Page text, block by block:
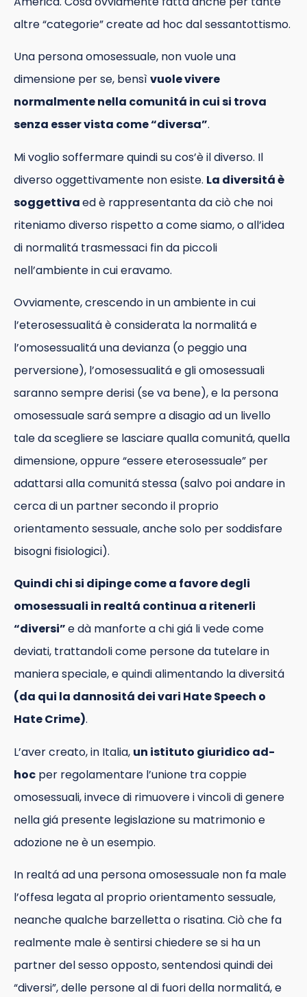
altre “categorie” create ad hoc dal sessantottismo.
Una persona omosessuale, non vuole una
dimensione per se, bensìvuole vivere
normalmente nella comunitá in cui si trova
senza esser vista come “diversa”.
Mi voglio soffermare quindi su cos’è il diverso. Il
diverso oggettivamente non esiste. La diversitá è
soggettivaed è rappresentanta da ciò che noi
riteniamo diverso rispetto a come siamo, o all’idea
di normalitá trasmessaci fin da piccoli
nell’ambiente in cui eravamo.
Ovviamente, crescendo in un ambiente in cui
l’eterosessualitá è considerata la normalitá e
l’omosessualitá una devianza (o peggio una
perversione), l’omosessualitá e gli omosessuali
saranno sempre derisi (se va bene), e la persona
omosessuale sará sempre a disagio ad un livello
tale da scegliere se lasciare qualla comunitá, quella
dimensione, oppure “essere eterosessuale” per
adattarsi alla comunitá stessa (salvo poi andare in
cerca di un partner secondo il proprio
orientamento sessuale, anche solo per soddisfare
bisogni fisiologici).
Quindi chi si dipinge come a favore degli
omosessuali in realtá continua a ritenerli
“diversi”e dà manforte a chi giá li vede come
deviati, trattandoli come persone da tutelare in
maniera speciale, e quindi alimentando la diversitá
(da qui la dannositá dei vari Hate Speech o
Hate Crime).
L’aver creato, in Italia, un istituto giuridico ad-
hoc per regolamentare l’unione tra coppie
omosessuali, invece di rimuovere i vincoli di genere
nella giá presente legislazione su matrimonio e
adozione ne è un esempio.
In realtá ad una persona omosessuale non fa male
l’offesa legata al proprio orientamento sessuale,
neanche qualche barzelletta o risatina. Ciò che fa
realmente male è sentirsi chiedere se si ha un
partner del sesso opposto, sentendosi quindi dei
“diversi”, delle persone al di fuori della normalitá, e